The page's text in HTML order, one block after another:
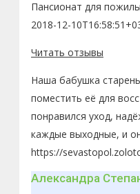
Пансионат для
2018-12-
Читать отзывы
Наша бабушка
поместить её для
понравился уход,
каждые выходные, и
https://
Александра